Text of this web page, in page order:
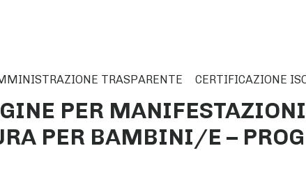
TRASPARENTE CERTIFICAZIONE
PER
PER BAMBINI/E –